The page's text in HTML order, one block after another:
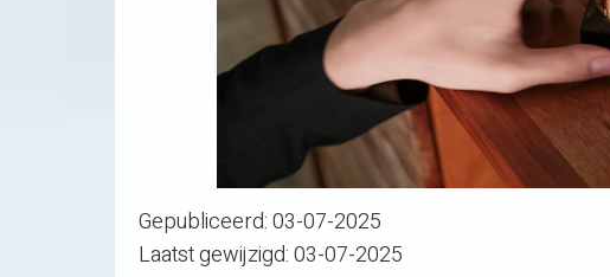
Gepubliceerd:03-07-2025
Laatst gewijzigd:03-07-2025